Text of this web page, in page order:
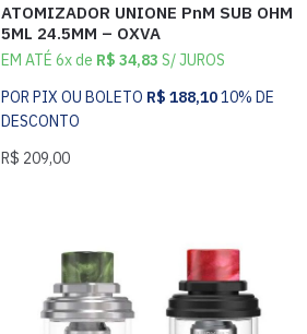
ATOMIZADOR UNIONE PnM SUB OHM
5ML 24.5MM – OXVA
EM ATÉ 6x de R$ 34,83 S/ JUROS
POR PIX OU BOLETO R$ 188,1010% DE
DESCONTO
R$ 209,00